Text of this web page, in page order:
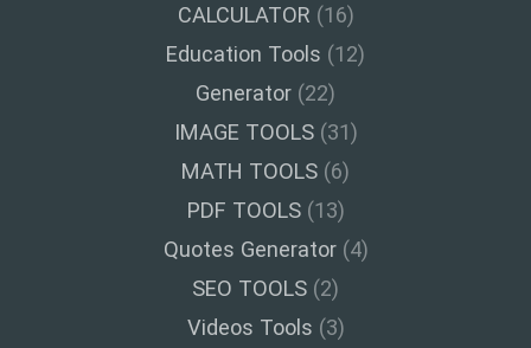
CALCULATOR (16)
Education Tools (12)
Generator (22)
IMAGE TOOLS(31)
MATH TOOLS (6)
PDF TOOLS(13)
Quotes Generator(4)
SEO TOOLS (2)
Videos Tools (3)